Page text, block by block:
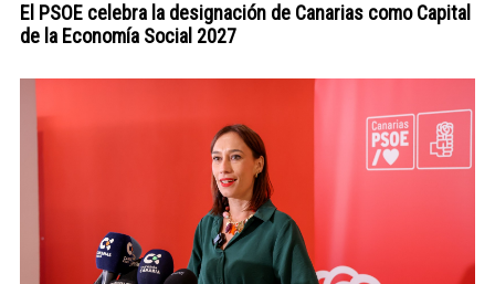
El PSOE celebra la designación de Canarias como Capital
de la Economía Social 2027